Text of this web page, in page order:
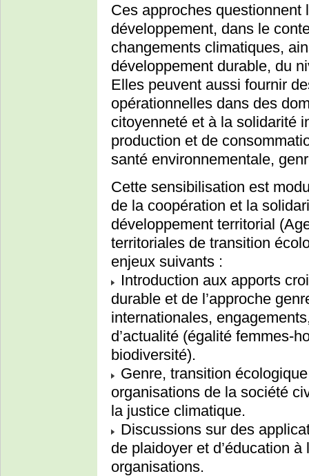
Ces approches questionnent
développement, dans le
changements climatiques,
développement durable, du
Elles peuvent aussi fournir
opérationnelles dans des
citoyenneté et à la solidarité
production et de
santé environnementale,
Cette sensibilisation est
de la coopération et la
développement territorial
territoriales de transition
enjeux suivants :
Introduction aux apports
durable et de l’approche
internationales,
d’actualité (égalité femmes-
biodiversité).
Genre, transition
organisations de la société
la justice climatique.
Discussions sur des
de plaidoyer et d’éducation
organisations.